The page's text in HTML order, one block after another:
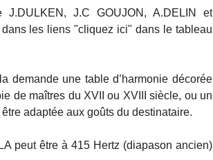
J.DULKEN, J.C GOUJON, A.DELIN et
les liens "cliquez ici" dans le tableau
demande une table d’harmonie décorée
de maîtres du XVII ou XVIII siècle, ou un
adaptée aux goûts du destinataire.
peut être à 415 Hertz (diapason ancien)